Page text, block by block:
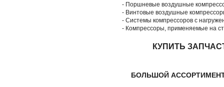
- Поршневые воздушные
- Винтовые воздушные
- Системы компрессоров с
- Компрессоры, применяемые на
КУПИТЬ
БОЛЬШОЙ